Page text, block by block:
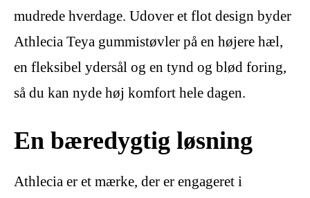
mudrede hverdage. Udover et flot design byder
Athlecia Teya gummistøvler på en højere hæl,
en fleksibel ydersål og en tynd og blød foring,
så du kan nyde høj komfort hele dagen.
En bæredygtig løsning
Athlecia er et mærke, der er engageret i